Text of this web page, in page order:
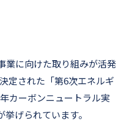
業に向けた取り組みが活発
定された「第6次エネルギ
カーボンニュートラル実
げられています。